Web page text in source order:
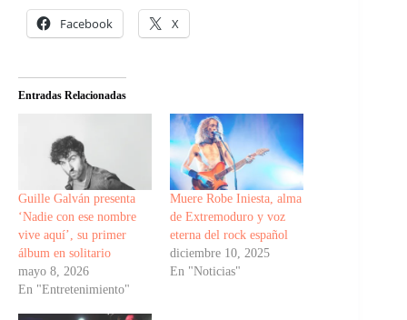
Facebook X
Entradas Relacionadas
Guille Galván presenta
‘Nadie con ese nombre
vive aquí’, su primer
álbum en solitario
mayo 8, 2026
En "Entretenimiento"
Muere Robe Iniesta, alma
de Extremoduro y voz
eterna del rock español
diciembre 10, 2025
En "Noticias"